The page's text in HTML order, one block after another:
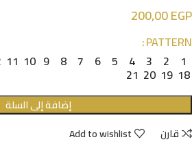
200,00EGP
PATTERN
1
2
3
4
5
6
7
8
9
10
11
18
19
20
21
إضافة إلى السلة
قارن
Add to wishlist